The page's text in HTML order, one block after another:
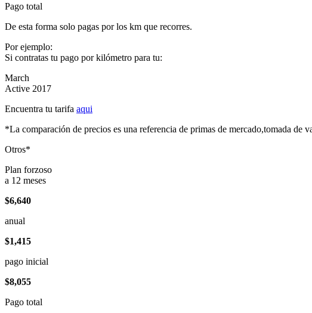
Pago total
De esta forma solo pagas por los km que recorres.
Por ejemplo:
Si contratas tu pago por kilómetro para tu:
March
Active 2017
Encuentra tu tarifa aqui
*La comparación de precios es una referencia de primas de mercado,tomada de
Otros*
Plan forzoso
a 12 meses
$6,640
anual
$1,415
pago inicial
$8,055
Pago total